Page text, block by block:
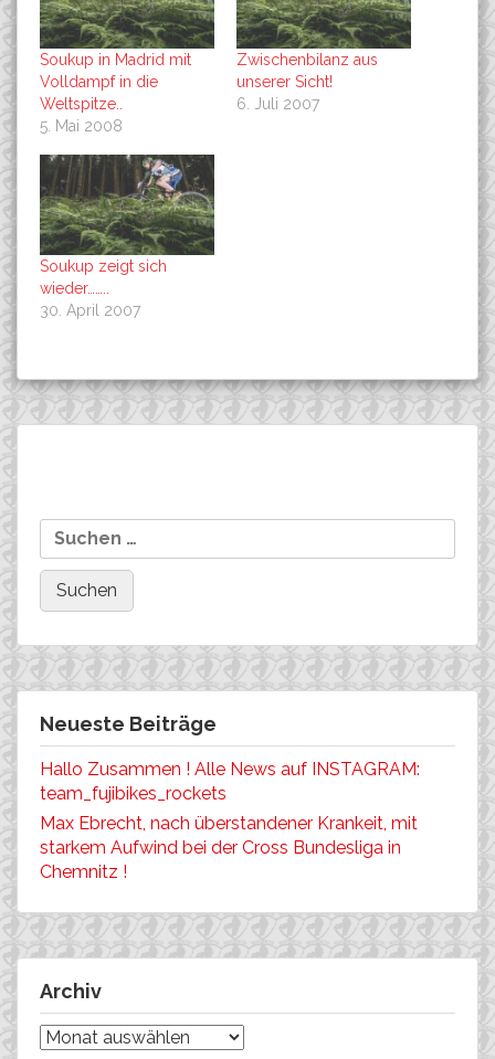
Soukup in Madrid mit
Volldampf in die
Weltspitze..
5. Mai 2008
Zwischenbilanz aus
unserer Sicht!
6. Juli 2007
Soukup zeigt sich
wieder……..
30. April 2007
Neueste Beiträge
Hallo Zusammen ! Alle News auf INSTAGRAM:
team_fujibikes_rockets
Max Ebrecht, nach überstandener Krankeit, mit
starkem Aufwind bei der Cross Bundesliga in
Chemnitz !
Archiv
Archiv